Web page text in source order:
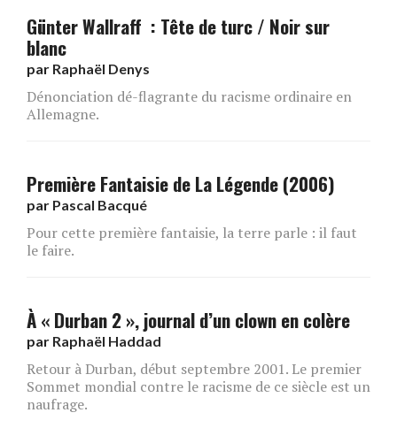
Günter Wallraff : Tête de turc / Noir sur
blanc
par Raphaël Denys
Dénonciation dé-flagrante du racisme ordinaire en
Allemagne.
Première Fantaisie de La Légende (2006)
par Pascal Bacqué
Pour cette première fantaisie, la terre parle : il faut
le faire.
À « Durban 2 », journal d’un clown en colère
par Raphaël Haddad
Retour à Durban, début septembre 2001. Le premier
Sommet mondial contre le racisme de ce siècle est un
naufrage.